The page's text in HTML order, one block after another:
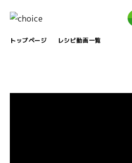
トップページ レシピ動画一覧